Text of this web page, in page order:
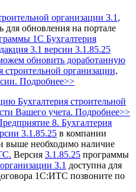
организации 3.1 ,
для обновления на портале
1С Бухгалтерия
3.1 версии 3.1.85.25
обновить доработанную
организации,
Подробнее>>
Бухгалтерия строительной
Вашего учета. Подробнее>>
8. Бухгалтерия
3.1.85.25 в компании
необходимо наличие
Версия 3.1.85.25 программы
3.1 доступна для
1С:ИТС позвоните по